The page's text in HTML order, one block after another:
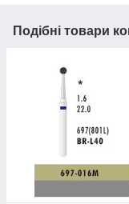
Подібні товари